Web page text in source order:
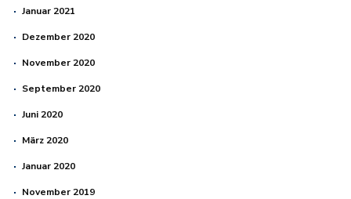
Januar 2021
Dezember 2020
November 2020
September 2020
Juni 2020
März 2020
Januar 2020
November 2019